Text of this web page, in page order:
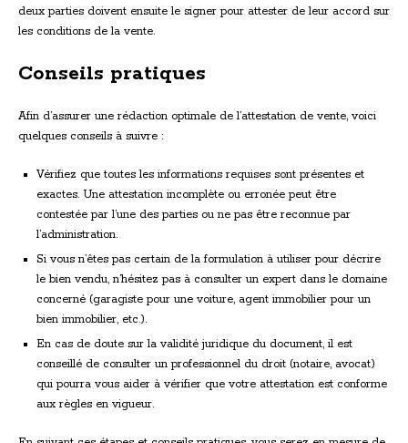
deux parties doivent ensuite le signer pour attester de leur accord sur
les conditions de la vente.
Conseils pratiques
Afin d’assurer une rédaction optimale de l’attestation de vente, voici
quelques conseils à suivre :
Vérifiez que toutes les informations requises sont présentes et
exactes. Une attestation incomplète ou erronée peut être
contestée par l’une des parties ou ne pas être reconnue par
l’administration.
Si vous n’êtes pas certain de la formulation à utiliser pour décrire
le bien vendu, n’hésitez pas à consulter un expert dans le domaine
concerné (garagiste pour une voiture, agent immobilier pour un
bien immobilier, etc.).
En cas de doute sur la validité juridique du document, il est
conseillé de consulter un professionnel du droit (notaire, avocat)
qui pourra vous aider à vérifier que votre attestation est conforme
aux règles en vigueur.